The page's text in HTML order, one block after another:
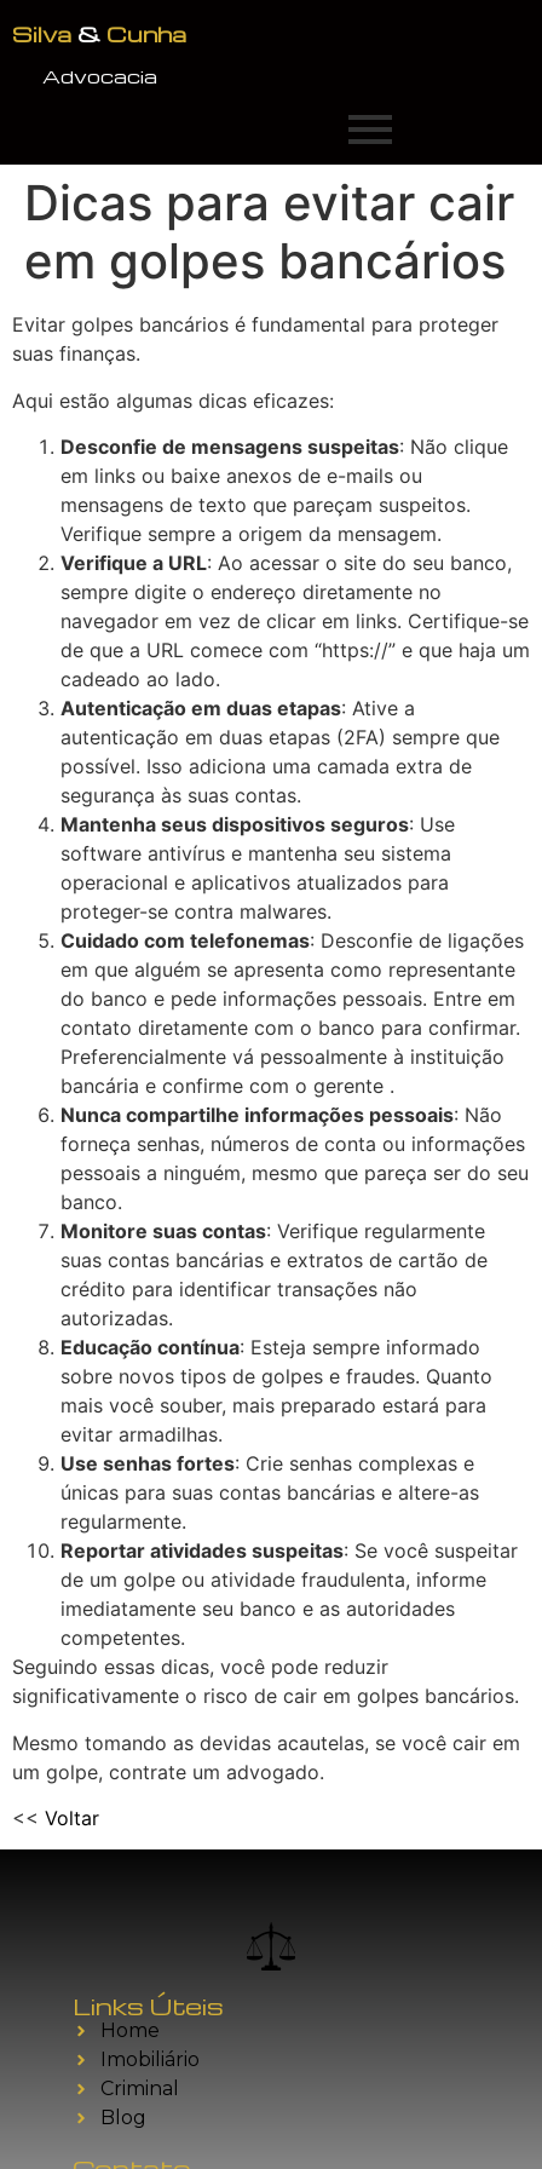
Silva & Cunha
Advocacia
Dicas para evitar cair
em golpes bancários
Evitar golpes bancários é fundamental para proteger
suas finanças.
Aqui estão algumas dicas eficazes:
Desconfie de mensagens suspeitas: Não clique
em links ou baixe anexos de e-mails ou
mensagens de texto que pareçam suspeitos.
Verifique sempre a origem da mensagem.
Verifique a URL: Ao acessar o site do seu banco,
sempre digite o endereço diretamente no
navegador em vez de clicar em links. Certifique-se
de que a URL comece com “https://” e que haja um
cadeado ao lado.
Autenticação em duas etapas: Ative a
autenticação em duas etapas (2FA) sempre que
possível. Isso adiciona uma camada extra de
segurança às suas contas.
Mantenha seus dispositivos seguros: Use
software antivírus e mantenha seu sistema
operacional e aplicativos atualizados para
proteger-se contra malwares.
Cuidado com telefonemas: Desconfie de ligações
em que alguém se apresenta como representante
do banco e pede informações pessoais. Entre em
contato diretamente com o banco para confirmar.
Preferencialmente vá pessoalmente à instituição
bancária e confirme com o gerente .
Nunca compartilhe informações pessoais: Não
forneça senhas, números de conta ou informações
pessoais a ninguém, mesmo que pareça ser do seu
banco.
Monitore suas contas: Verifique regularmente
suas contas bancárias e extratos de cartão de
crédito para identificar transações não
autorizadas.
Educação contínua: Esteja sempre informado
sobre novos tipos de golpes e fraudes. Quanto
mais você souber, mais preparado estará para
evitar armadilhas.
Use senhas fortes: Crie senhas complexas e
únicas para suas contas bancárias e altere-as
regularmente.
Reportar atividades suspeitas: Se você suspeitar
de um golpe ou atividade fraudulenta, informe
imediatamente seu banco e as autoridades
competentes.
Seguindo essas dicas, você pode reduzir
significativamente o risco de cair em golpes bancários.
Mesmo tomando as devidas acautelas, se você cair em
um golpe, contrate um advogado.
<< Voltar
Links Úteis
Home
Imobiliário
Criminal
Blog